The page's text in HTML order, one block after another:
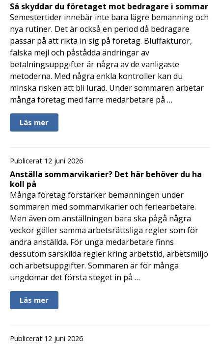
Så skyddar du företaget mot bedragare i sommar
Semestertider innebär inte bara lägre bemanning och
nya rutiner. Det är också en period då bedragare
passar på att rikta in sig på företag. Bluffakturor,
falska mejl och påstådda ändringar av
betalningsuppgifter är några av de vanligaste
metoderna. Med några enkla kontroller kan du
minska risken att bli lurad. Under sommaren arbetar
många företag med färre medarbetare på …
Läs mer
Publicerat 12 juni 2026
Anställa sommarvikarier? Det här behöver du ha
koll på
Många företag förstärker bemanningen under
sommaren med sommarvikarier och feriearbetare.
Men även om anställningen bara ska pågå några
veckor gäller samma arbetsrättsliga regler som för
andra anställda. För unga medarbetare finns
dessutom särskilda regler kring arbetstid, arbetsmiljö
och arbetsuppgifter. Sommaren är för många
ungdomar det första steget in på …
Läs mer
Publicerat 12 juni 2026